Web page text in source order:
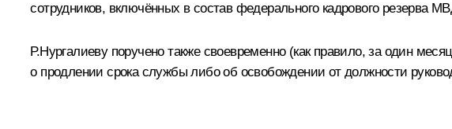
сотрудников, включённых в состав федерального кадрового резерва
Р.Нургалиеву поручено также своевременно (как правило, за один
о продлении срока службы либо об освобождении от должности